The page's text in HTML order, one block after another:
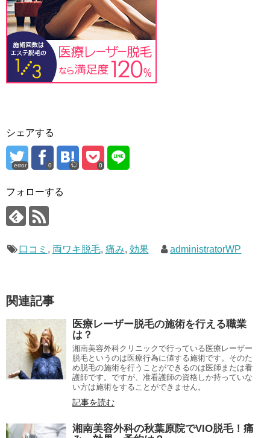
シェアする
error 0 0
フォローする
口コミ , 両ワキ脱毛, 痛み, 効果 administratorWP
関連記事
医療レーザー脱毛の施術を行える職業
は？
湘南美容外科クリニックで行っている医療レーザー
脱毛というのは医療行為に値する施術です。そのた
め脱毛の施術を行うことができるのは医師または看
護師です。ですが、准看護師の資格しか持っていな
い方は施術をすることができません。
記事を読む
湘南美容外科の秋葉原院でVIO脱毛！痛